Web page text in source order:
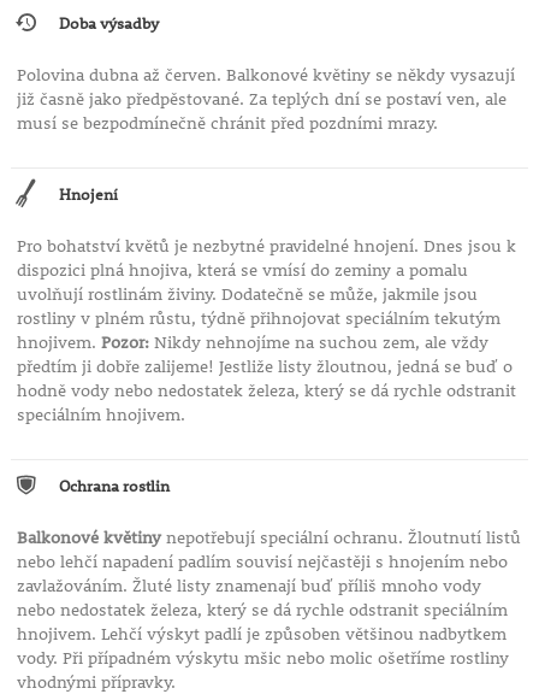
• vysazujte do větších nádob pro vytvoření bohatého
• ideální pro romantické a elegantní kompozice
Kouzelný sníh ‘Kilimanjaro’je ideální volbou pro
sladěné květinové aranžmá
maximálním efektem.
Doba výsadby
Polovina dubna až červen. Balkonové květiny se někdy vysazují
již časně jako předpěstované. Za teplých dní se postaví ven, ale
musí se bezpodmínečně chránit před pozdními mrazy.
Hnojení
Pro bohatství květů je nezbytné pravidelné hnojení. Dnes jsou k
dispozici plná hnojiva, která se vmísí do zeminy a pomalu
uvolňují rostlinám živiny. Dodatečně se může, jakmile jsou
rostliny v plném růstu, týdně přihnojovat speciálním tekutým
hnojivem. Pozor:Nikdy nehnojíme na suchou zem, ale vždy
předtím ji dobře zalijeme! Jestliže listy žloutnou, jedná se buď o
hodně vody nebo nedostatek železa, který se dá rychle odstranit
speciálním hnojivem.
Ochrana rostlin
Balkonové květinynepotřebují speciální ochranu. Žloutnutí listů
nebo lehčí napadení padlím souvisí nejčastěji s hnojením nebo
zavlažováním. Žluté listy znamenají buď příliš mnoho vody
nebo nedostatek železa, který se dá rychle odstranit speciálním
hnojivem. Lehčí výskyt padlí je způsoben většinou nadbytkem
vody. Při případném výskytu mšic nebo molic ošetříme rostliny
vhodnými přípravky.